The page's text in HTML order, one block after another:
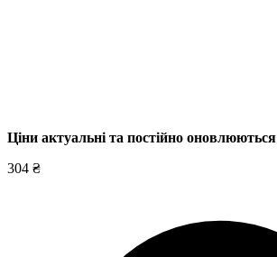
Ціни актуальні та постійно оновлюються
304 ₴